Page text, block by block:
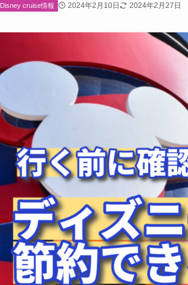
Disney cruise情報 2024年2月10日 2024年2月27日